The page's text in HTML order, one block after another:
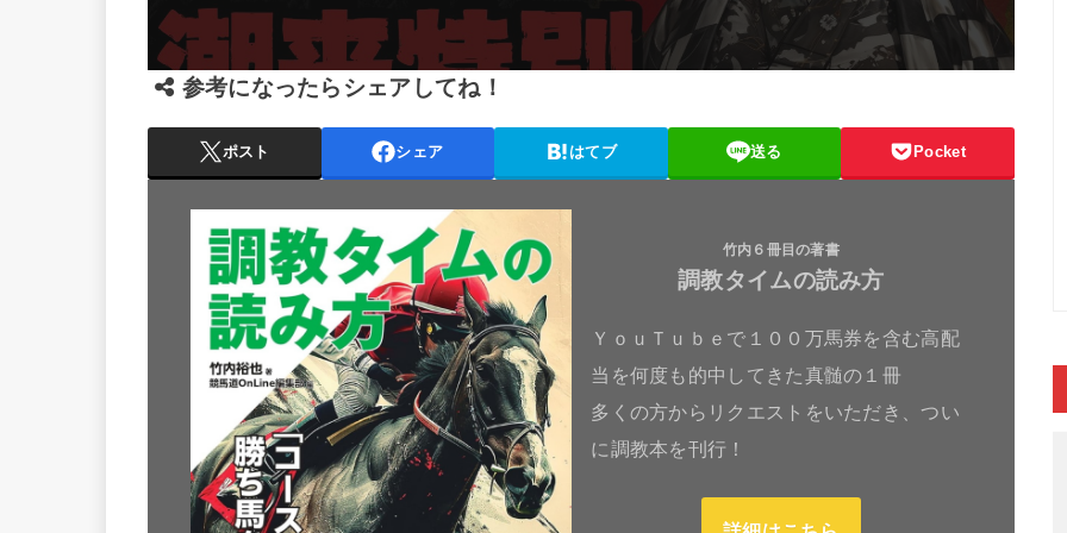
参考になったらシェアしてね！
ポスト シェア はてブ 送る Pocket
竹内６冊目の著書
調教タイムの読み方
ＹｏｕＴｕｂｅで１００万馬券を含む高配
当を何度も的中してきた真髄の１冊
多くの方からリクエストをいただき、つい
に調教本を刊行！